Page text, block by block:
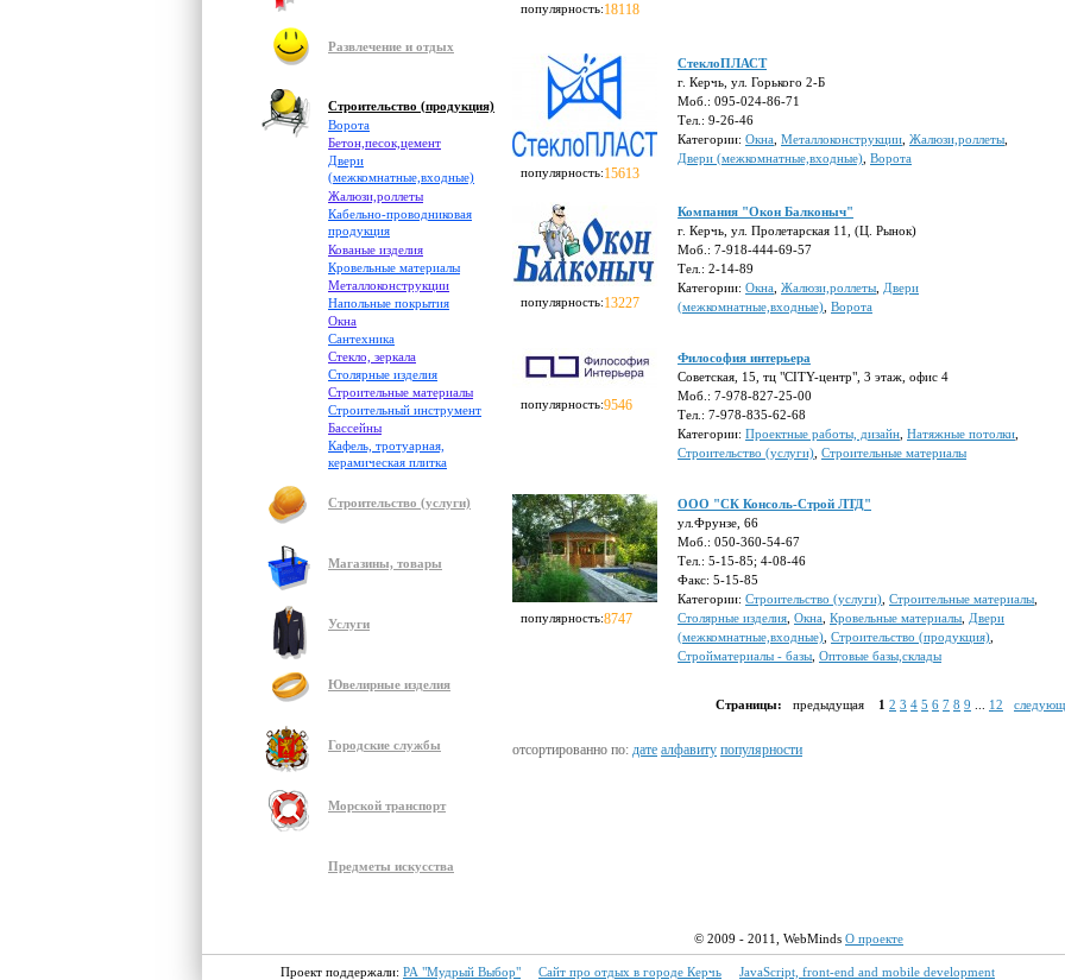
Развлечение и отдых
Строительство (продукция)
Ворота
Бетон,песок,цемент
Двери
(межкомнатные,входные)
Жалюзи,роллеты
Кабельно-проводниковая
продукция
Кованые изделия
Кровельные материалы
Металлоконструкции
Напольные покрытия
Окна
Сантехника
Стекло, зеркала
Столярные изделия
Строительные материалы
Строительный инструмент
Бассейны
Кафель, тротуарная,
керамическая плитка
Строительство (услуги)
Магазины, товары
Услуги
Ювелирные изделия
Городские службы
Морской транспорт
Предметы искусства
популярность:18118
популярность:15613
СтеклоПЛАСТ
г. Керчь, ул. Горького 2-Б
Моб.: 095-024-86-71
Тел.: 9-26-46
Категории: Окна Металлоконструкции Жалюзи,роллеты
Двери (межкомнатные,входные) Ворота
популярность:13227
Компания "Окон Балконыч"
г. Керчь, ул. Пролетарская 11, (Ц. Рынок)
Моб.: 7-918-444-69-57
Тел.: 2-14-89
Категории: Окна Жалюзи,роллеты Двери
(межкомнатные,входные) Ворота
популярность:9546
Философия интерьера
Советская, 15, тц "CITY-центр", 3 этаж, офис 4
Моб.: 7-978-827-25-00
Тел.: 7-978-835-62-68
Категории: Проектные работы, дизайн Натяжные потолки
Строительство (услуги) Строительные материалы
популярность:8747
ООО "СК Консоль-Строй ЛТД"
ул.Фрунзе, 66
Моб.: 050-360-54-67
Тел.: 5-15-85; 4-08-46
Факс: 5-15-85
Категории: Строительство (услуги) Строительные материалы
Столярные изделия Окна Кровельные материалы Двери
(межкомнатные,входные) Строительство (продукция)
Стройматериалы - базы Оптовые базы,склады
Страницы: предыдущая 1 2 3 4 5 6 7 8 9 12
отсортированно по: дате алфавиту популярности
© 2009 - 2011, WebMinds О проекте
Проект поддержали: РА "Мудрый Выбор" Сайт про отдых в городе Керчь JavaScript, front-end and mobile development